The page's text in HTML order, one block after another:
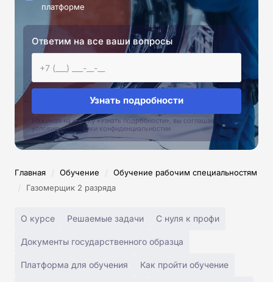
платформе
Ответим на все ваши вопросы
Узнать подробности
Нажимая на кнопку «Узнать подробности», вы соглашаетесь с
условиями политики конфиденциальностии
Главная / Обучение / Обучение рабочим специальностям
/ Газомерщик 2 разряда
О курсе Решаемые задачи С нуля к профи
Документы государственного образца
Платформа для обучения Как пройти обучение